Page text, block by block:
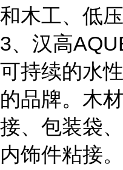
和木工、低
3、汉高
可持续的水
的品牌。木
接、包装袋
内饰件粘接。